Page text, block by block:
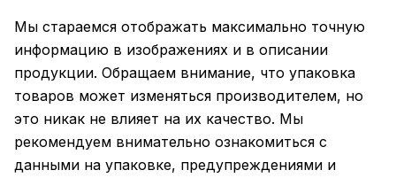
Мы стараемся отображать максимально точную
информацию в изображениях и в описании
продукции. Обращаем внимание, что упаковка
товаров может изменяться производителем, но
это никак не влияет на их качество. Мы
рекомендуем внимательно ознакомиться с
данными на упаковке, предупреждениями и